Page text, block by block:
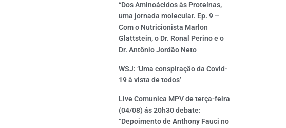
“Dos Aminoácidos às Proteínas,
uma jornada molecular. Ep. 9 –
Com o Nutricionista Marlon
Glattstein, o Dr. Ronal Perino e o
Dr. Antônio Jordão Neto
WSJ: ‘Uma conspiração da Covid-
19 à vista de todos’
Live Comunica MPV de terça-feira
(04/08) ás 20h30 debate:
“Depoimento de Anthony Fauci no